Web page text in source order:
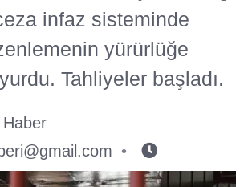
infaz sisteminde
yürürlüğe
Tahliyeler başladı.